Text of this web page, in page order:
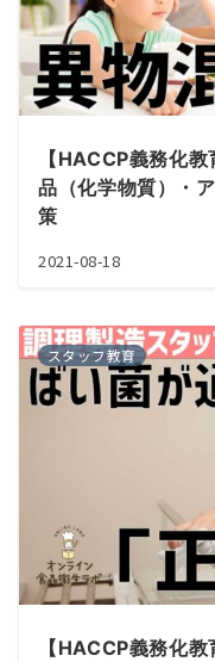
【HACCP義務化
品（化学物質）・
策
2021-08-18
スタッフ教育
【HACCP義務化